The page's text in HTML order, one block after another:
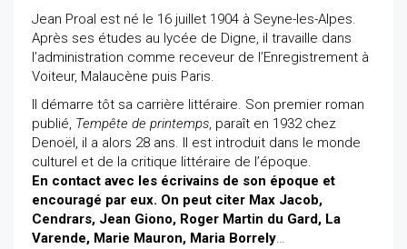
Jean Proal est né le 16 juillet 1904 à Seyne-les-Alpes.
Après ses études au lycée de Digne, il travaille dans
l’administration comme receveur de l’Enregistrement à
Voiteur, Malaucène puis Paris.
Il démarre tôt sa carrière littéraire. Son premier roman
publié, Tempête de printemps, paraît en 1932 chez
Denoël, il a alors 28 ans. Il est introduit dans le monde
culturel et de la critique littéraire de l’époque.
En contact avec les écrivains de son époque et
encouragé par eux. On peut citer Max Jacob,
Cendrars, Jean Giono, Roger Martin du Gard, La
Varende, Marie Mauron, Maria Borrely…